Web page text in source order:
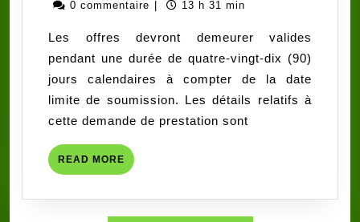
𝗥𝗔𝗖-
𝗕𝗘𝗡/
𝗗𝗘/
𝗔𝗠𝗣/
𝗗𝗘
2026
benin
0 commentaire
13 h 31 min
Les offres devront demeurer valides
pendant une durée de quatre-vingt-dix (90)
jours calendaires à compter de la date
limite de soumission. Les détails relatifs à
cette demande de prestation sont
READ MORE READ
MORE